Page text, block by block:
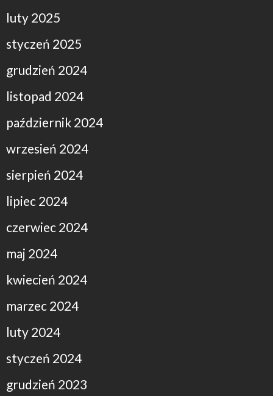
luty 2025
styczeń 2025
grudzień 2024
listopad 2024
październik 2024
wrzesień 2024
sierpień 2024
lipiec 2024
czerwiec 2024
maj 2024
kwiecień 2024
marzec 2024
luty 2024
styczeń 2024
grudzień 2023